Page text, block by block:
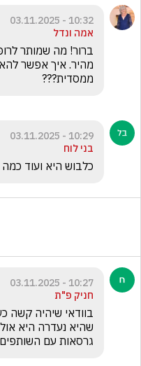
10:32 - 03.11.2025
אמה ונדל
ממסדית???
10:29 - 03.11.2025
בני לוח
כלבוש היא ועוד כמה
10:27 - 03.11.2025
חניק פ"ת
גרסאות עם